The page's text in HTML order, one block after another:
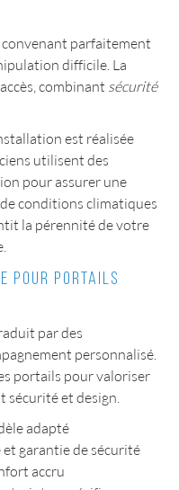
parfaitement
difficile. La
combinant sécurité
est réalisée
utilisent des
pour assurer une
conditions climatiques
la pérennité de votre
pour portails
par des
personnalisé.
portails pour valoriser
sécurité et design.
adapté
garantie de sécurité
accru